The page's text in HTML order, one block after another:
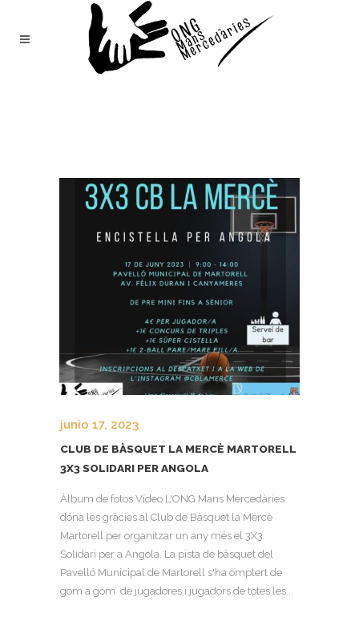
junio 17, 2023
CLUB DE BÀSQUET LA MERCÈ MARTORELL
3X3 SOLIDARI PER ANGOLA
Àlbum de fotos Vídeo L'ONG Mans Mercedàries
dóna les gràcies al Club de Bàsquet la Mercè
Martorell per organitzar un any més el 3X3
Solidari per a Angola. La pista de bàsquet del
Pavelló Municipal de Martorell s'ha omplert de
gom a gom de jugadores i jugadors de totes les...